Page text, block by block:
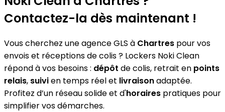
Contactez-la dès maintenant !
Vous cherchez une agence GLS à Chartres pour vos
envois et réceptions de colis ? Lockers Noki Clean
répond à vos besoins : dépôt de colis, retrait en points
relais, suivien temps réel et livraisonadaptée.
Profitez d’un réseau solide et d'horaires pratiques pour
simplifier vos démarches.